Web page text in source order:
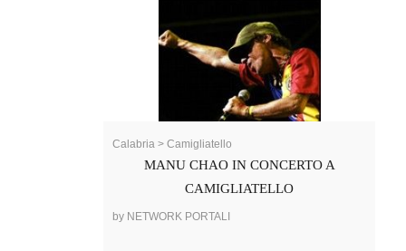
Calabria > Camigliatello
MANU CHAO IN CONCERTO A
CAMIGLIATELLO
by NETWORK PORTALI